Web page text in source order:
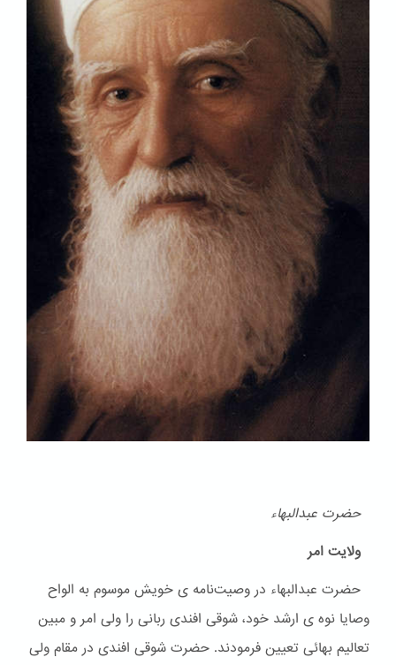
حضرت عبدالبهاء
ولایت امر
حضرت عبدالبهاء در وصیت‌نامه ی خویش موسوم به الواح
وصایا نوه ی ارشد خود، شوقی افندی ربانی را ولی امر و مبین
تعالیم بهائی تعیین فرمودند. حضرت شوقی افندی در مقام ولی